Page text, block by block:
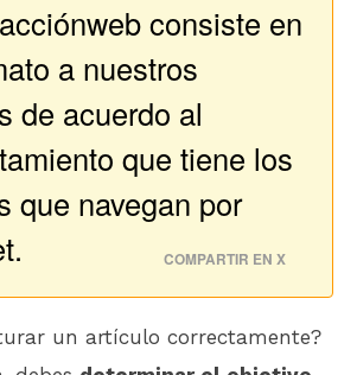
consiste en
a nuestros
de acuerdo al
que tiene los
que navegan por
COMPARTIR EN X
un artículo correctamente?